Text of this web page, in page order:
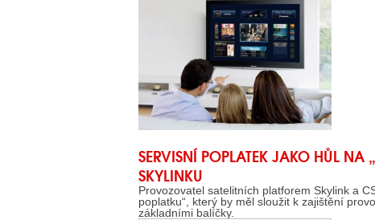
SERVISNÍ POPLATEK JAKO HŮL NA
SKYLINKU
Provozovatel satelitních platforem Skylink a
poplatku“, který by měl sloužit k zajištění
základními balíčky.